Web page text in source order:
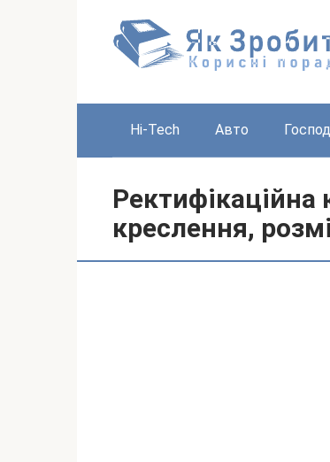
Hi-Tech Авто
креслення,